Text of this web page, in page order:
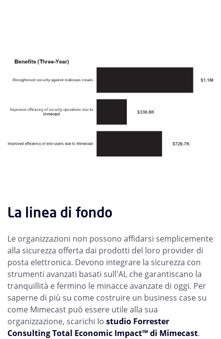
La linea di fondo
Le organizzazioni non possono affidarsi semplicemente
alla sicurezza offerta dai prodotti del loro provider di
posta elettronica. Devono integrare la sicurezza con
strumenti avanzati basati sull'AI, che garantiscano la
tranquillità e fermino le minacce avanzate di oggi. Per
saperne di più su come costruire un business case su
come Mimecast può essere utile alla sua
organizzazione, scarichi lo studio Forrester
Consulting Total Economic Impact™ di Mimecast.